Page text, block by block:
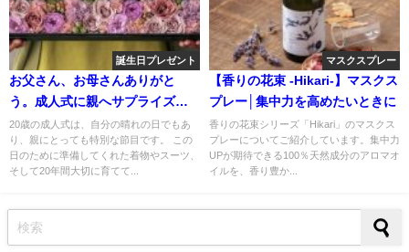
誕生日プレゼント
お父さん、お母さんありがと
う。成人式に親へサプライズギ
フト！心あたたまるフラワーギ
フトをご紹介します
20歳の成人式は、自分の晴れの日でもあ
り、親にとっても特別な節目です。 この
日のために準備してくれた着物やスーツ、
そして20年間大切に育てて...
マスクスプレー
【香りの花束 -Hikari-】マスクス
プレー│集中力を高めたいときに
香りの花束シリーズ「Hikari」のマスクス
プレーについてご紹介しています。集中力
UPが期待できる100％天然成分のアロマオ
イルを、香り豊か...